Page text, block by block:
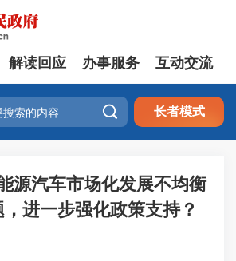
解读回应 办事服务 互动交流
 长者模式
源汽车市场化发展不均衡
进一步强化政策支持？